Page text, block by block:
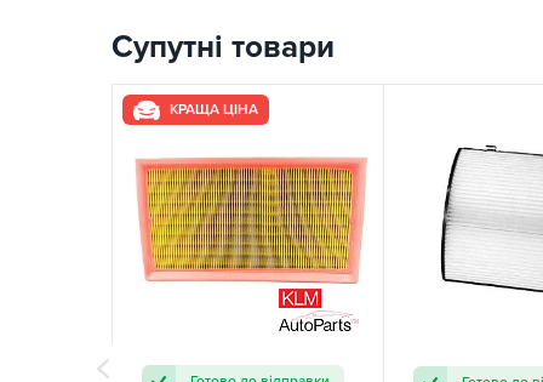
Супутні товари
КРАЩА ЦІНА